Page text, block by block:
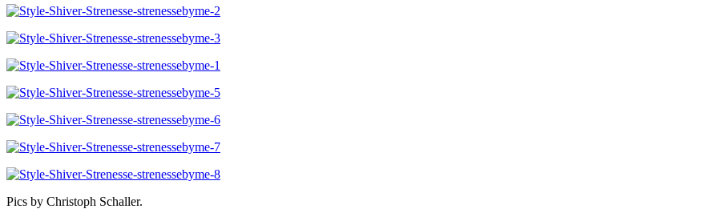
Pics by Christoph Schaller.